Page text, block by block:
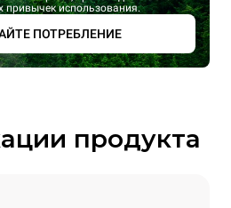
привычек использования.
ПОТРЕБЛЕНИЕ
продукта